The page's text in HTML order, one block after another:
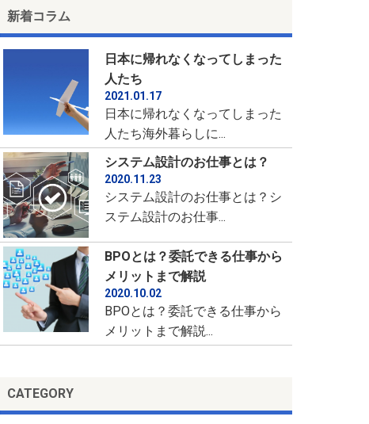
新着コラム
日本に帰れなくなってしまった
人たち
2021.01.17
日本に帰れなくなってしまった
人たち海外暮らしに...
システム設計のお仕事とは？
2020.11.23
システム設計のお仕事とは？シ
ステム設計のお仕事...
BPOとは？委託できる仕事から
メリットまで解説
2020.10.02
BPOとは？委託できる仕事から
メリットまで解説...
CATEGORY